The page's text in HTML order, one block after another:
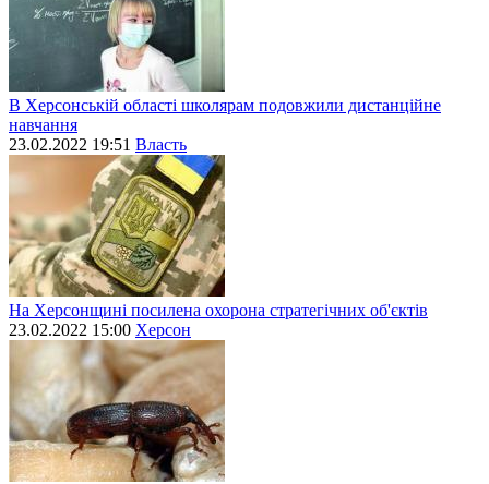
В Херсонській області школярам подовжили дистанційне
навчання
23.02.2022 19:51 Власть
На Херсонщині посилена охорона стратегічних об'єктів
23.02.2022 15:00 Херсон